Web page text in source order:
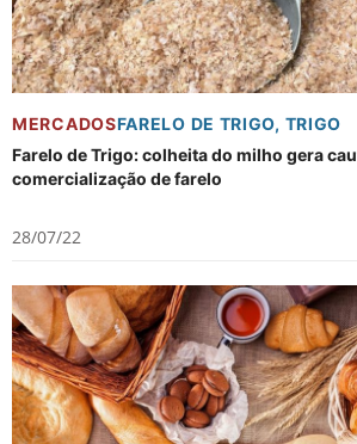
MERCADOSFARELO DE TRIGO, TRIGO
Farelo de Trigo: colheita do milho gera
comercialização de farelo
28/07/22